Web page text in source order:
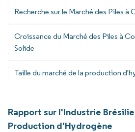
Recherche sur le Marché des Piles à
Croissance du Marché des Piles à
Solide
Taille du marché de la production
Rapport sur l'Industrie
Production d'Hydrogène